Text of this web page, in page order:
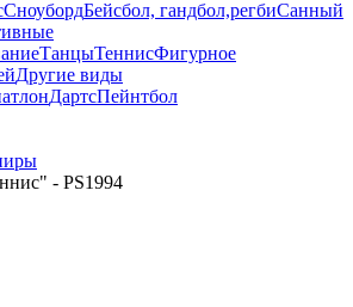
СноубордБейсбол, гандбол,регбиСанный
ТанцыТеннисФигурное
Другие виды
ДартсПейнтбол
- PS1994